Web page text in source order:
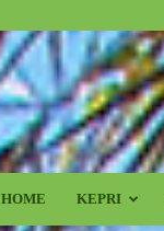
HOME KEPRI